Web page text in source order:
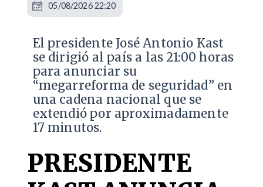
El presidente José Antonio Kast
se dirigió al país a las 21:00 horas
para anunciar su
“megarreforma de seguridad” en
una cadena nacional que se
extendió por aproximadamente
17 minutos.
PRESIDENTE
05/08/2026 22:20